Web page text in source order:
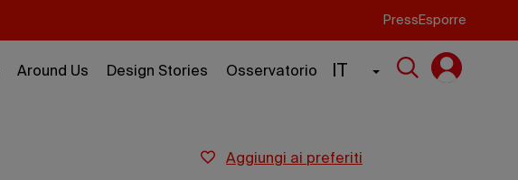
Press Esporre
Around Us Design Stories Osservatorio IT
aggiungi ai preferiti